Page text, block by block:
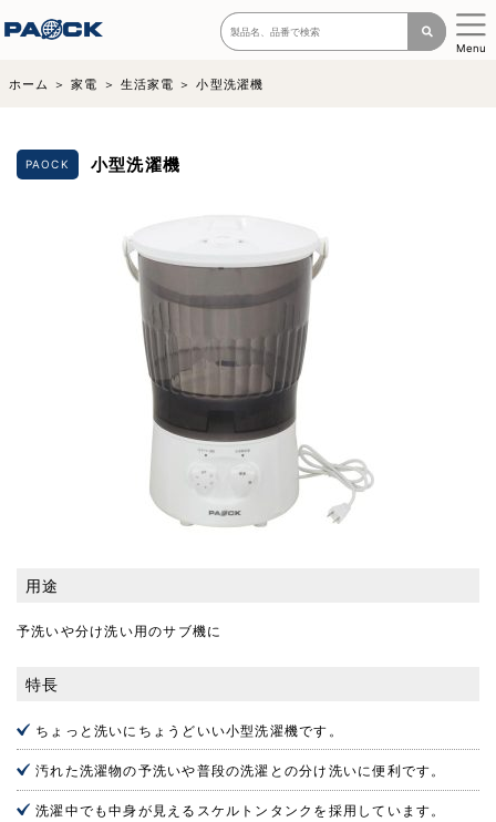
Menu
ホーム 家電 生活家電 小型洗濯機
PAOCK 小型洗濯機
用途
予洗いや分け洗い用のサブ機に
特長
ちょっと洗いにちょうどいい小型洗濯機です。
汚れた洗濯物の予洗いや普段の洗濯との分け洗いに便利です。
洗濯中でも中身が見えるスケルトンタンクを採用しています。